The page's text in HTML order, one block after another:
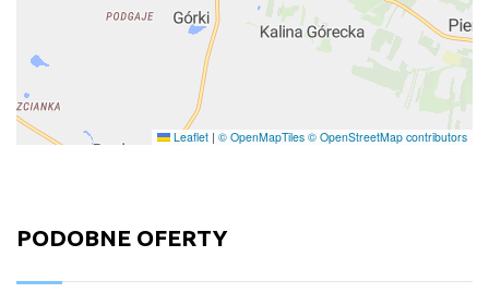
Leaflet | © OpenMapTiles © OpenStreetMap contributors
PODOBNE OFERTY